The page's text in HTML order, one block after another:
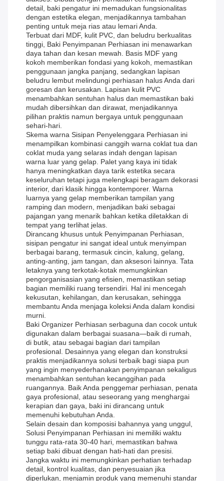
detail, baki pengatur ini memadukan fungsionalitas
dengan estetika elegan, menjadikannya tambahan
penting untuk meja rias atau lemari Anda.
Terbuat dari MDF, kulit PVC, dan beludru berkualitas
tinggi, Baki Penyimpanan Perhiasan ini menawarkan
daya tahan dan kesan mewah. Basis MDF yang
kokoh memberikan fondasi yang kokoh, memastikan
penggunaan jangka panjang, sedangkan lapisan
beludru lembut melindungi perhiasan halus Anda dari
goresan dan kerusakan. Lapisan kulit PVC
menambahkan sentuhan halus dan memastikan baki
mudah dibersihkan dan dirawat, menjadikannya
pilihan praktis namun bergaya untuk penggunaan
sehari-hari.
Skema warna Sisipan Penyelenggara Perhiasan ini
menampilkan kombinasi canggih warna coklat tua dan
coklat muda yang selaras indah dengan lapisan
warna luar yang gelap. Palet yang kaya ini tidak
hanya meningkatkan daya tarik estetika secara
keseluruhan tetapi juga melengkapi beragam dekorasi
interior, dari klasik hingga kontemporer. Warna
luarnya yang gelap memberikan tampilan yang
ramping dan modern, menjadikan baki sebagai
pajangan yang menarik bahkan ketika diletakkan di
tempat yang terlihat jelas.
Dirancang khusus untuk Penyimpanan Perhiasan,
sisipan pengatur ini sangat ideal untuk menyimpan
berbagai barang, termasuk cincin, kalung, gelang,
anting-anting, jam tangan, dan aksesori lainnya. Tata
letaknya yang terkotak-kotak memungkinkan
pengorganisasian yang efisien, memastikan setiap
bagian memiliki ruang tersendiri. Hal ini mencegah
kekusutan, kehilangan, dan kerusakan, sehingga
membantu Anda menjaga koleksi Anda dalam kondisi
murni.
Baki Organizer Perhiasan serbaguna dan cocok untuk
digunakan dalam berbagai suasana—baik di rumah,
di butik, atau sebagai bagian dari tampilan
profesional. Desainnya yang elegan dan konstruksi
praktis menjadikannya solusi terbaik bagi siapa pun
yang ingin menyederhanakan penyimpanan sekaligus
menambahkan sentuhan kecanggihan pada
ruangannya. Baik Anda penggemar perhiasan, penata
gaya profesional, atau seseorang yang menghargai
kerapian dan gaya, baki ini dirancang untuk
memenuhi kebutuhan Anda.
Selain desain dan komposisi bahannya yang unggul,
Solusi Penyimpanan Perhiasan ini memiliki waktu
tunggu rata-rata 30-40 hari, memastikan bahwa
setiap baki dibuat dengan hati-hati dan presisi.
Jangka waktu ini memungkinkan perhatian terhadap
detail, kontrol kualitas, dan penyesuaian jika
diperlukan, menjamin produk yang memenuhi standar